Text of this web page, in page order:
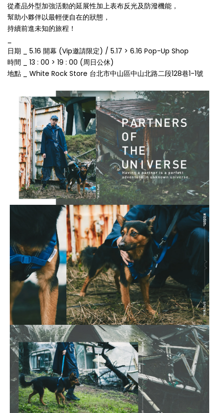
從產品外型加強活動的延展性加上表布反光及防潑機能，
幫助小夥伴以最輕便自在的狀態，
持續前進未知的旅程！
日期 _ 5.16 開幕 (Vip邀請限定) / 5.17 > 6.16 Pop-Up Shop
時間 _ 13 : 00 > 19 : 00 (周日公休)
地點 _ White Rock Store 台北市中山區中山北路二段128巷1-1號